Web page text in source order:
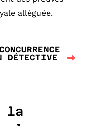
alléguée.
DÉTECTIVE
la